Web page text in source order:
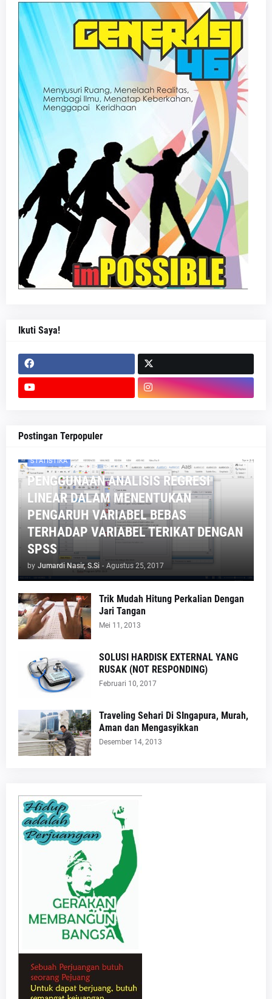
Ikuti Saya!
Postingan Terpopuler
STATISTIKA
PENGGUNAAN ANALISIS REGRESI
LINEAR DALAM MENENTUKAN
PENGARUH VARIABEL BEBAS
TERHADAP VARIABEL TERIKAT DENGAN
SPSS
by Jumardi Nasir, S.Si - Agustus 25, 2017
Trik Mudah Hitung Perkalian Dengan
Jari Tangan
Mei 11, 2013
SOLUSI HARDISK EXTERNAL YANG
RUSAK (NOT RESPONDING)
Februari 10, 2017
Traveling Sehari Di SIngapura, Murah,
Aman dan Mengasyikkan
Desember 14, 2013